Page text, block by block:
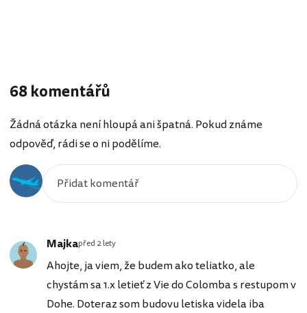
68 komentářů
Žádná otázka není hloupá ani špatná. Pokud známe
odpověď, rádi se o ni podělíme.
Majkapřed 2 lety
Ahojte, ja viem, že budem ako teliatko, ale
chystám sa 1.x letieť z Vie do Colomba s restupom v
Dohe. Doteraz som budovu letiska videla iba